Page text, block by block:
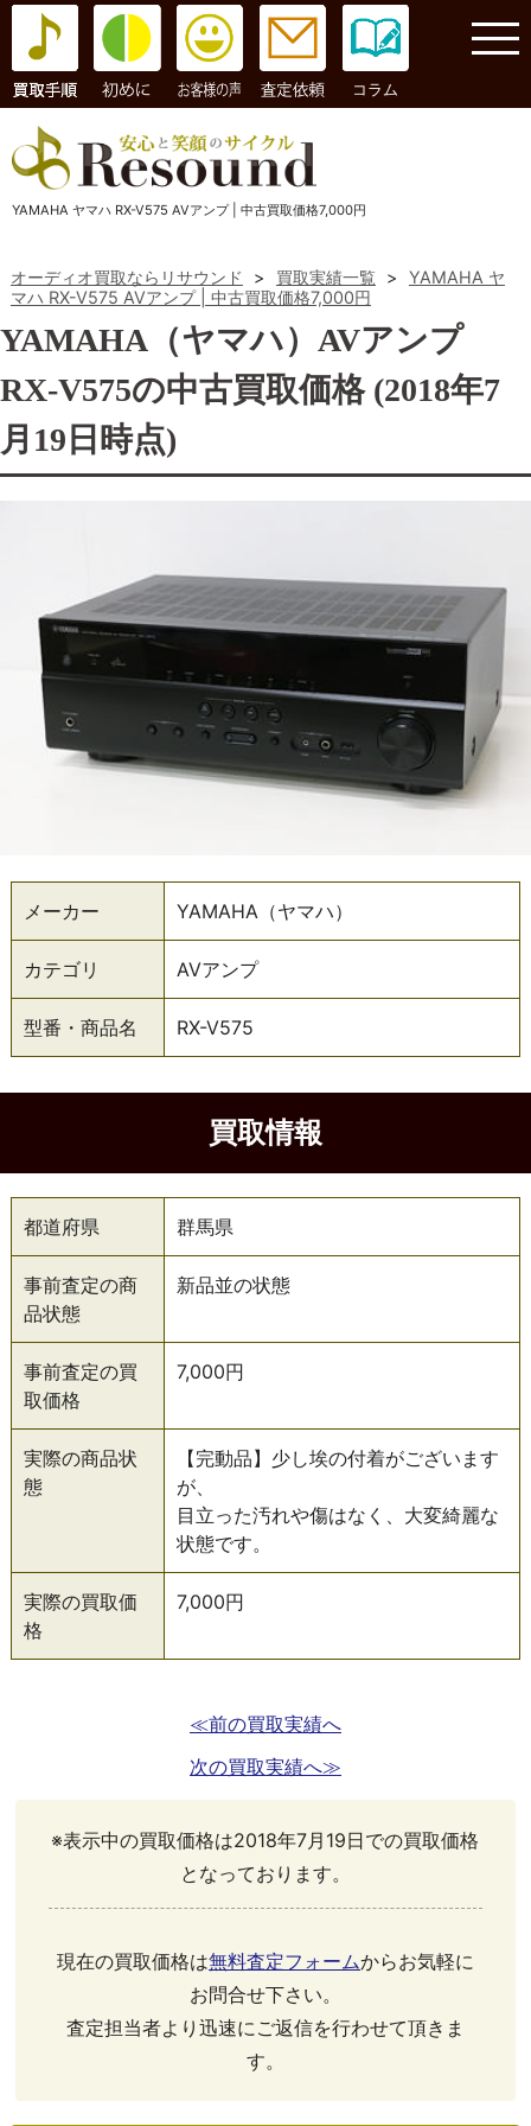
コラム
YAMAHA ヤマハ RX-V575 AVアンプ | 中古買取価格7,000円
オーディオ買取ならリサウンド > 買取実績一覧 >
YAMAHA ヤ
マハ RX-V575 AVアンプ | 中古買取価格7,000円
YAMAHA（ヤマハ）AVアンプ
RX-V575の中古買取価格 (2018年7
月19日時点)
メーカー YAMAHA（ヤマハ）
カテゴリ AVアンプ
型番・商品名 RX-V575
買取情報
都道府県 群馬県
事前査定の商
品状態
新品並の状態
事前査定の買
取価格
7,000円
実際の商品状
態
【完動品】少し埃の付着がございます
が、
目立った汚れや傷はなく、大変綺麗な
状態です。
実際の買取価
格
7,000円
≪前の買取実績へ
次の買取実績へ≫
※表示中の買取価格は2018年7月19日での買取価格
となっております。
現在の買取価格は無料査定フォームからお気軽に
お問合せ下さい。
査定担当者より迅速にご返信を行わせて頂きま
す。